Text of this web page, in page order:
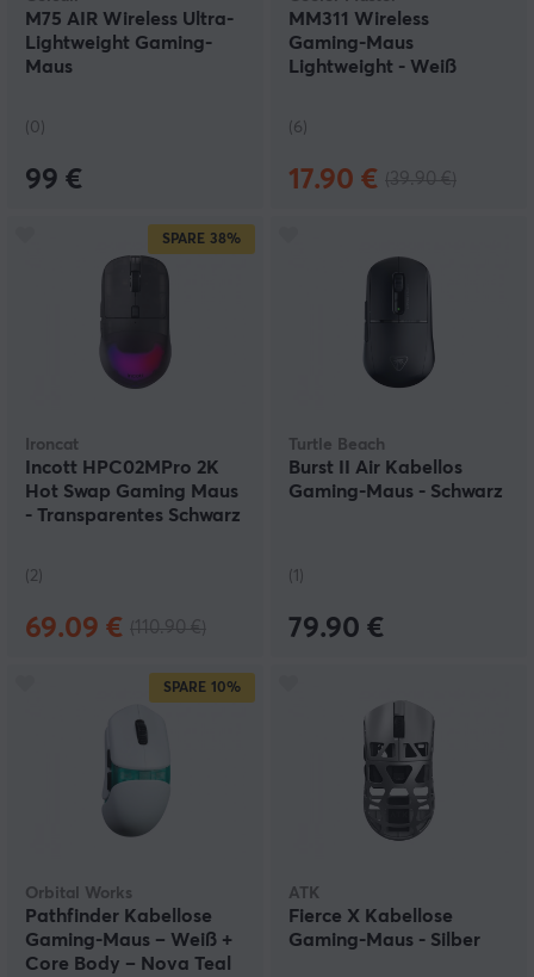
M75 AIR Wireless Ultra-
Lightweight Gaming-
Maus
(0)
99 €
MM311 Wireless
Gaming-Maus
Lightweight - Weiß
(6)
17.90 €
SPARE 38%
Ironcat
Incott HPC02MPro 2K
Hot Swap Gaming Maus
- Transparentes Schwarz
(2)
69.09 €
Turtle Beach
Burst II Air Kabellos
Gaming-Maus - Schwarz
(1)
79.90 €
SPARE 10%
Orbital Works
Pathfinder Kabellose
Gaming-Maus – Weiß +
Core Body – Nova Teal
ATK
Fierce X Kabellose
Gaming-Maus - Silber